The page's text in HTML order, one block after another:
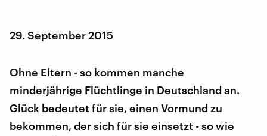
29. September 2015
Ohne Eltern - so kommen manche
minderjährige Flüchtlinge in Deutschland an.
Glück bedeutet für sie, einen Vormund zu
bekommen, der sich für sie einsetzt - so wie